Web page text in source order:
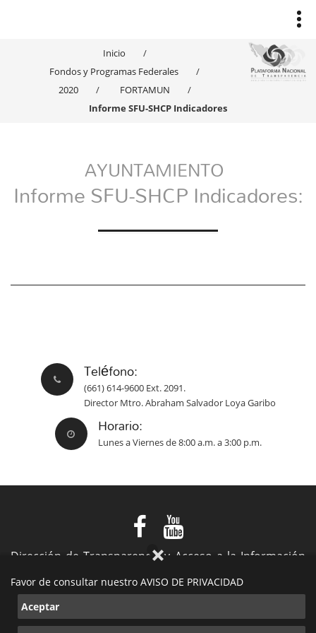
Favor de consultar nuestro AVISO DE PRIVACIDAD
Aceptar
Inicio
Fondos y Programas Federales
2020
FORTAMUN
Informe SFU-SHCP Indicadores
AYUNTAMIENTO
Informe SFU-SHCP Indicadores:
Teléfono:
(661) 614-9600 Ext. 2091.
Director Mtro. Abraham Salvador Loya Garibo
Horario:
Lunes a Viernes de 8:00 a.m. a 3:00 p.m.
Dirección de Transparencia y Acceso a la Información
Pública
VIII Ayuntamiento de Playas de Rosarito
2019-2021